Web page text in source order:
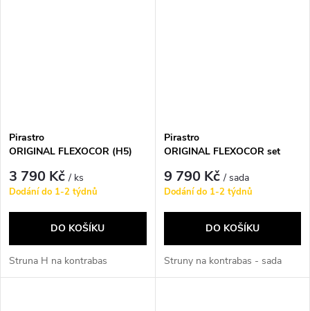
Pirastro
ORIGINAL FLEXOCOR (H5)
3 790 Kč/ ks
Dodání do 1-2 týdnů
DO KOŠÍKU
Struna H na kontrabas
Pirastro
ORIGINAL FLEXOCOR set
9 790 Kč/ sada
Dodání do 1-2 týdnů
DO KOŠÍKU
Struny na kontrabas - sada